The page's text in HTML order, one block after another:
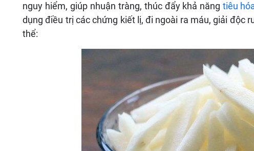
nguy hiểm, giúp nhuận tràng, thúc đẩy khả năngtiêu
dụng điều trị các chứng kiết lị, đi ngoài ra máu, giải độc
thể: